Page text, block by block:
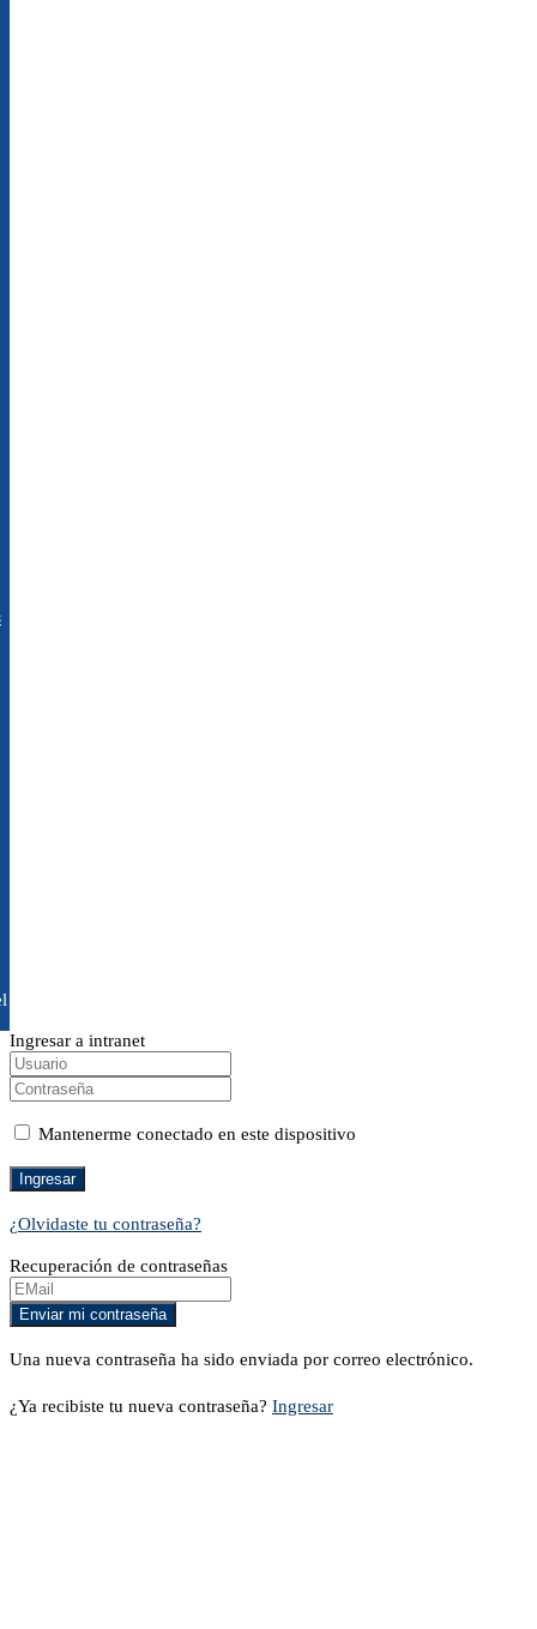
Ingresar a intranet
Mantenerme conectado en este dispositivo
¿Olvidaste tu contraseña?
Recuperación de contraseñas
Una nueva contraseña ha sido enviada por correo electrónico.
¿Ya recibiste tu nueva contraseña? Ingresar